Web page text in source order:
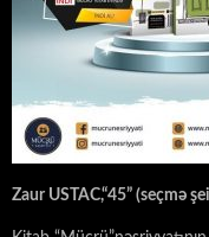
Zaur USTAC,“45” (seçmə